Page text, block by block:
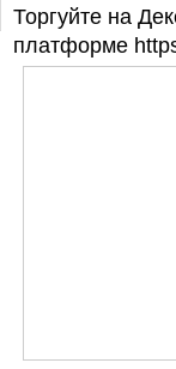
Торгуйте на
платформе